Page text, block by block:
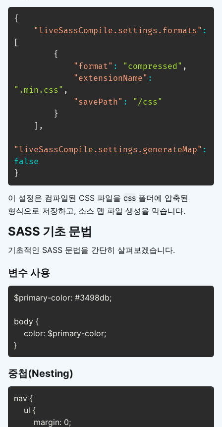
{
"liveSassCompile.settings.formats" :
[
{
"format" : "compressed" ,
"extensionName" :
".min.css" ,
"savePath" :
"/css"
}
] ,
"liveSassCompile.settings.generateMap" :
false
}
이 설정은 컴파일된 CSS 파일을 css 폴더에 압축된
형식으로 저장하고, 소스 맵 파일 생성을 막습니다.
SASS 기초 문법
기초적인 SASS 문법을 간단히 살펴보겠습니다.
변수 사용
$primary-color: #3498db;
body {
}
중첩(Nesting)
nav {